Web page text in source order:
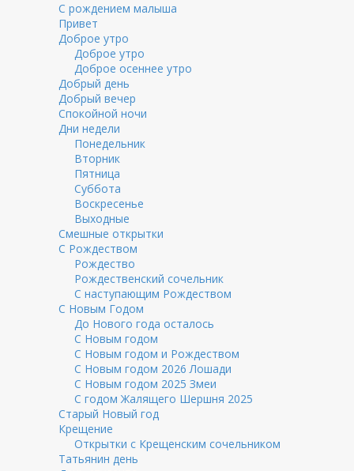
С рождением малыша
Привет
Доброе утро
Доброе утро
Доброе осеннее утро
Добрый день
Добрый вечер
Спокойной ночи
Дни недели
Понедельник
Вторник
Пятница
Суббота
Воскресенье
Выходные
Смешные открытки
С Рождеством
Рождество
Рождественский сочельник
С наступающим Рождеством
С Новым Годом
До Нового года осталось
С Новым годом
С Новым годом и Рождеством
С Новым годом 2026 Лошади
С Новым годом 2025 Змеи
С годом Жалящего Шершня 2025
Старый Новый год
Крещение
Открытки с Крещенским сочельником
Татьянин день